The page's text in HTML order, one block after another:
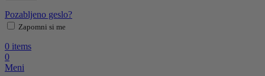
Pozabljeno geslo?
Zapomni si me
0 items
0
Meni